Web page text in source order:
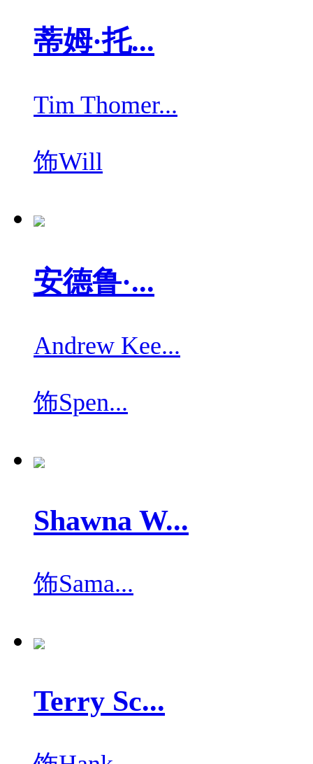
蒂姆·托...
Tim Thomer...
饰Will
安德鲁·...
Andrew Kee...
饰Spen...
Shawna W...
饰Sama...
Terry Sc...